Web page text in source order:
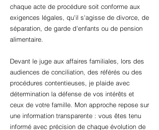
chaque acte de procédure soit conforme aux
exigences légales, qu'il s'agisse de divorce, de
séparation, de garde d'enfants ou de pension
alimentaire.
Devant le juge aux affaires familiales, lors des
audiences de conciliation, des référés ou des
procédures contentieuses, je plaide avec
détermination la défense de vos intérêts et
ceux de votre famille. Mon approche repose sur
une information transparente : vous êtes tenu
informé avec précision de chaque évolution de